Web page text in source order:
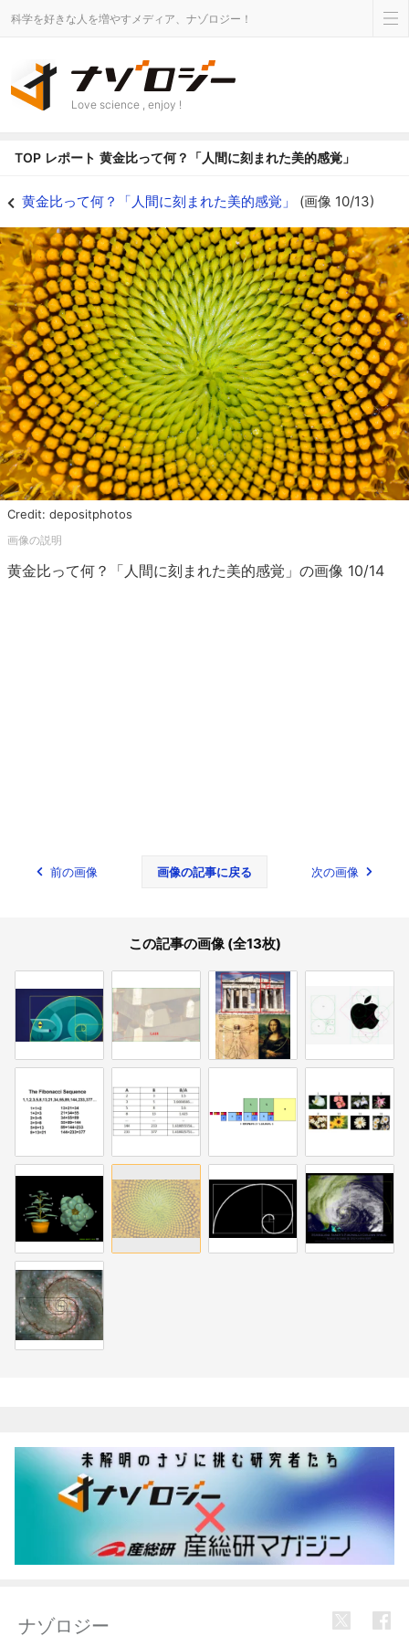
科学を好きな人を増やすメディア、ナゾロジー！
Love science , enjoy !
TOP レポート 黄金比って何？「人間に刻まれた美的感覚」
黄金比って何？「人間に刻まれた美的感覚」 (画像 10/13)
Credit: depositphotos
黄金比って何？「人間に刻まれた美的感覚」の画像 10/14
前の画像 画像の記事に戻る 次の画像
この記事の画像 (全13枚)
ナゾロジー